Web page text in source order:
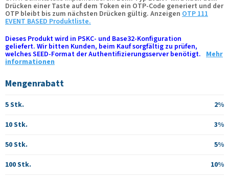
Drücken einer Taste auf dem Token ein OTP-Code generiert und der
OTP bleibt bis zum nächsten Drücken gültig. Anzeigen OTP 111
EVENT BASED Produktliste.
Dieses Produkt wird in PSKC- und Base32-Konfiguration
geliefert. Wir bitten Kunden, beim Kauf sorgfältig zu prüfen,
welches SEED-Format der Authentifizierungsserver benötigt. Mehr
informationen
Mengenrabatt
5 Stk.
2%
10 Stk.
3%
50 Stk.
5%
100 Stk.
10%